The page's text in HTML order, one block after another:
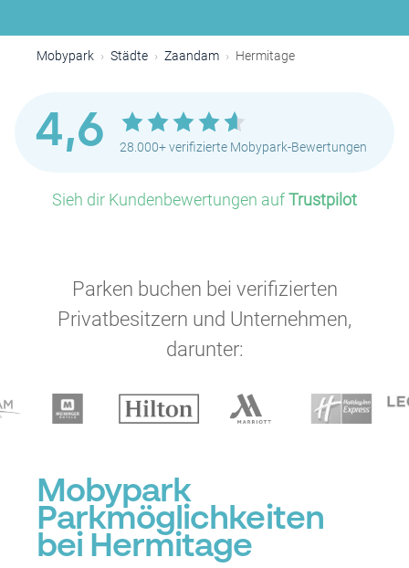
Mobypark Städte Zaandam Hermitage
4,6 28.000+ verifizierte Mobypark-Bewertungen
Sieh dir Kundenbewertungen aufTrustpilot
Parken buchen bei verifizierten
Privatbesitzern und Unternehmen,
darunter:
Mobypark
Parkmöglichkeiten
bei Hermitage
P